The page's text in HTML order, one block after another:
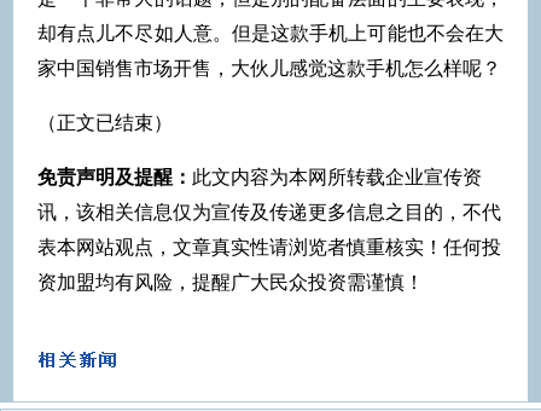
却有点儿不尽如人意。但是这款手机上可能也不会在大
家中国销售市场开售，大伙儿感觉这款手机怎么样呢？
（正文已结束）
免责声明及提醒： 此文内容为本网所转载企业宣传资
讯，该相关信息仅为宣传及传递更多信息之目的，不代
表本网站观点，文章真实性请浏览者慎重核实！任何投
资加盟均有风险，提醒广大民众投资需谨慎！